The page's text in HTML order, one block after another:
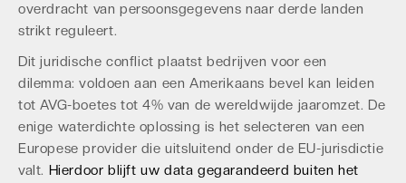
overdracht van persoonsgegevens naar derde landen
strikt reguleert.
Dit juridische conflict plaatst bedrijven voor een
dilemma: voldoen aan een Amerikaans bevel kan leiden
tot AVG-boetes tot 4% van de wereldwijde jaaromzet. De
enige waterdichte oplossing is het selecteren van een
Europese provider die uitsluitend onder de EU-jurisdictie
valt. Hierdoor blijft uw data gegarandeerd buiten het